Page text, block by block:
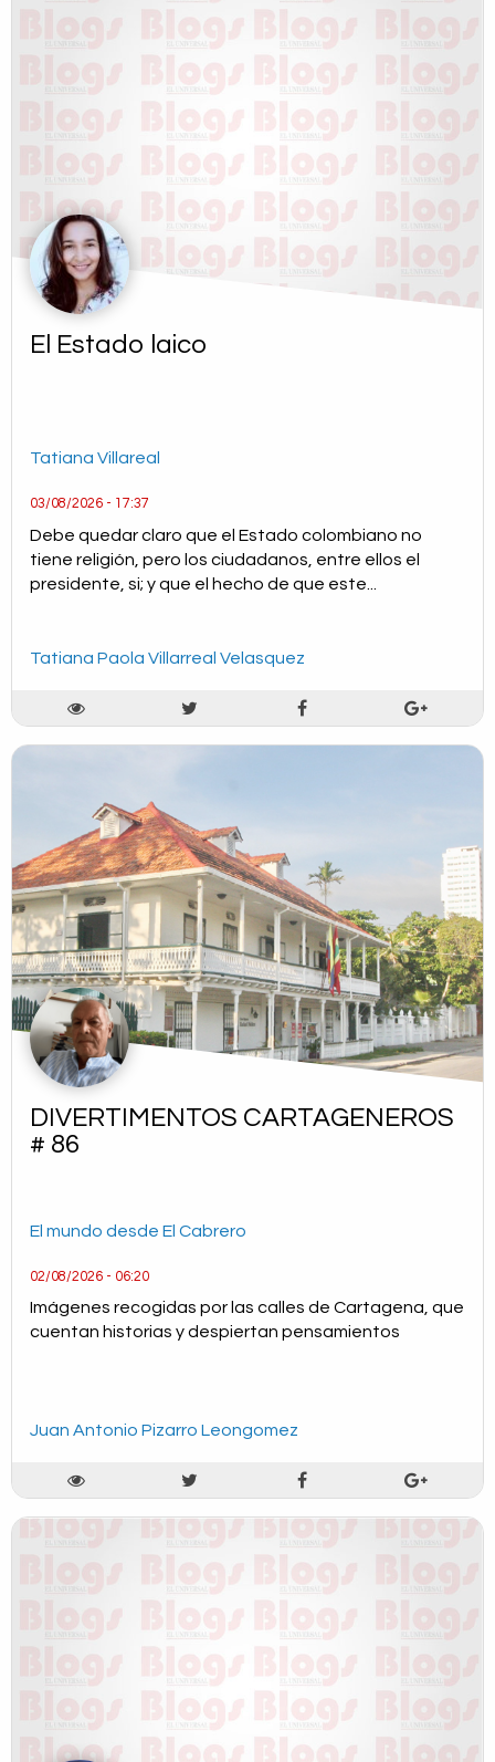
El Estado laico
Tatiana Villareal
03/08/2026 - 17:37
Debe quedar claro que el Estado colombiano no
tiene religión, pero los ciudadanos, entre ellos el
presidente, si; y que el hecho de que este...
Tatiana Paola Villarreal Velasquez
DIVERTIMENTOS CARTAGENEROS
# 86
El mundo desde El Cabrero
02/08/2026 - 06:20
Imágenes recogidas por las calles de Cartagena, que
cuentan historias y despiertan pensamientos
Juan Antonio Pizarro Leongomez